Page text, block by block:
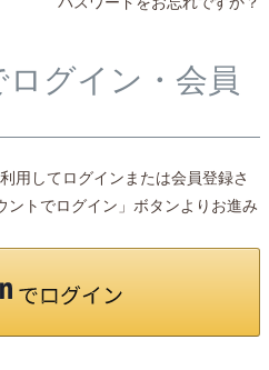
グイン・会員
用してログインまたは会員登録さ
トでログイン」ボタンよりお進み